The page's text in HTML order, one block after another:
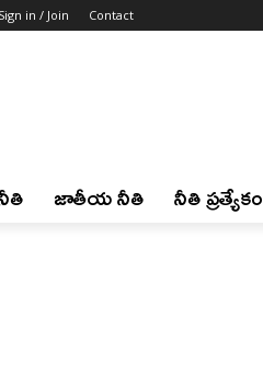
Sign in / Join Contact
జాతీయ నీతి నీతి ప్రత్యేకం